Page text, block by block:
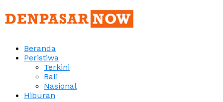
Beranda
Peristiwa
Terkini
Bali
Nasional
Hiburan